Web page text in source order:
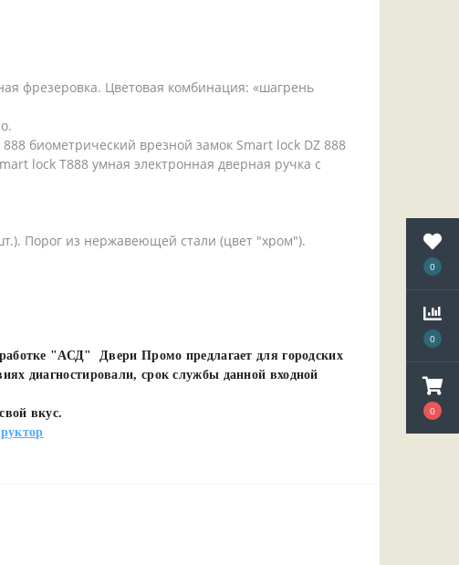
0
0
0
фрезеровка. Цветовая комбинация: «шагрень
биометрический врезной замок Smart lock DZ 888
lock T888 умная электронная дверная ручка с
Порог из нержавеющей стали (цвет "хром").
"АСД" Двери Промо предлагает для городских
диагностировали, срок службы данной входной
вкус.